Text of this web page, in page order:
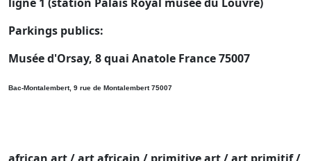
Parkings publics:
Musée d'Orsay, 8 quai Anatole France 75007
Bac-Montalembert, 9 rue de Montalembert 75007